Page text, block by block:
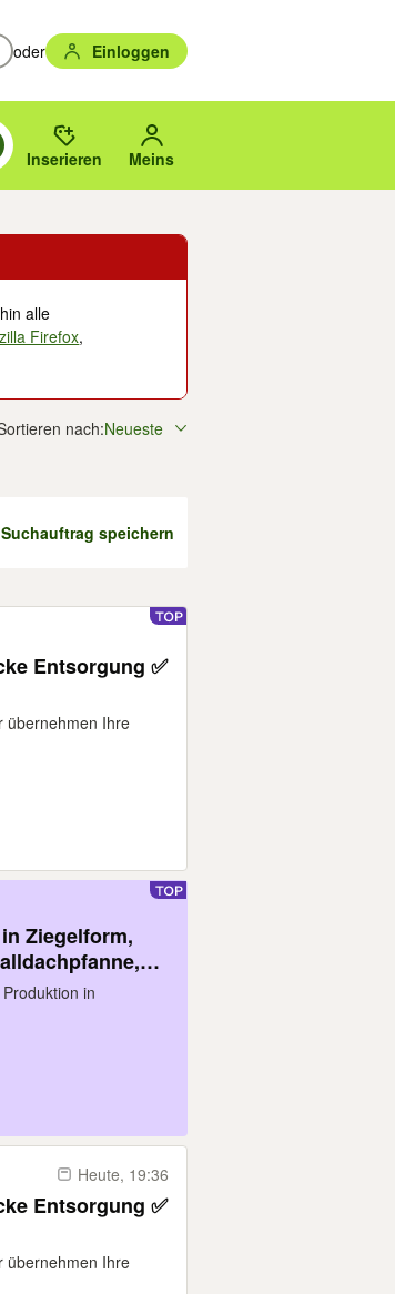
oder Einloggen
mit Eingabetaste auswählen.
oder Vorschläge mit den Pfeiltasten nach oben/
oder PLZ.
Inserieren Meins
alle
Firefox,
nach:Neueste
Suchauftrag speichern
Entsorgung ✅️
übernehmen Ihre
Ziegelform,
in
Heute, 19:36
Entsorgung ✅️
übernehmen Ihre